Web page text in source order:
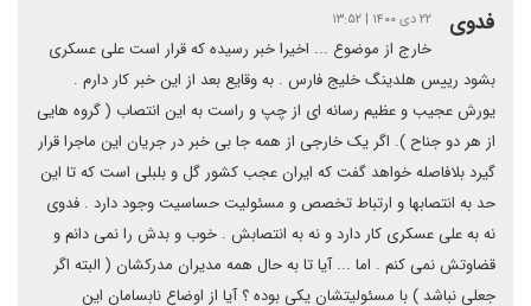
فدوی ۲۲ دی ۱۴۰۰ | ۱۳:۵۲
خارج از موضوع ... اخیرا خبر رسیده که قرار است علی عسکری
بشود رییس هلدینگ خلیج فارس . به وقایع بعد از این خبر کار دارم ‌.
یورش عجیب و عظیم رسانه ای از چپ و راست به این انتصاب ( گروه هایی
از هر دو جناح ). اگر یک خارجی از همه جا بی خبر در جریان این ماجرا قرار
گیرد بلافاصله خواهد گفت که ایران عجب کشور گل و بلبلی است که تا این
حد به انتصابها و ارتباط تخصص و مسئولیت حساسیت وجود دارد . فدوی
نه به علی عسکری کار دارد و نه به انتصابش . خوب و بدش را نمی دانم و
قضاوتش نمی کنم . اما ... آیا تا به حال همه مدیران مدرکشان ( البته اگر
جعلی نباشد ) با مسئولیتشان یکی بوده ؟ آیا از اوضاع نابسامان این